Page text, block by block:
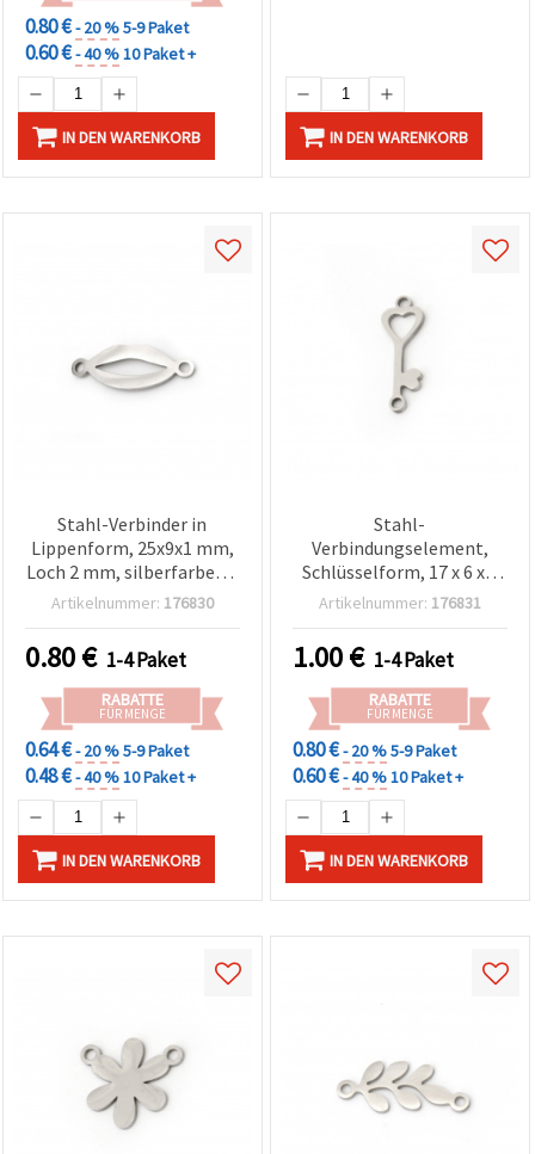
0.80 €- 20 %5-9 Paket
0.60 €- 40 %10 Paket +
IN DEN WARENKORB IN DEN WARENKORB
Stahl-Verbinder in
Lippenform, 25x9x1 mm,
Loch 2 mm, silberfarben –
2 Stück
Artikelnummer: 176830
0.80€ 1-4 Paket
RABATTE
FÜR MENGE
0.64 €- 20 %5-9 Paket
0.48 €- 40 %10 Paket +
IN DEN WARENKORB
Stahl-
Verbindungselement,
Schlüsselform, 17 x 6 x 1
mm, Loch: 1 mm,
Artikelnummer: 176831
1.00€ 1-4 Paket
RABATTE
FÜR MENGE
0.80 €- 20 %5-9 Paket
0.60 €- 40 %10 Paket +
IN DEN WARENKORB